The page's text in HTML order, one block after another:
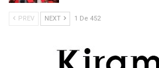
PREV NEXT 1 De 452